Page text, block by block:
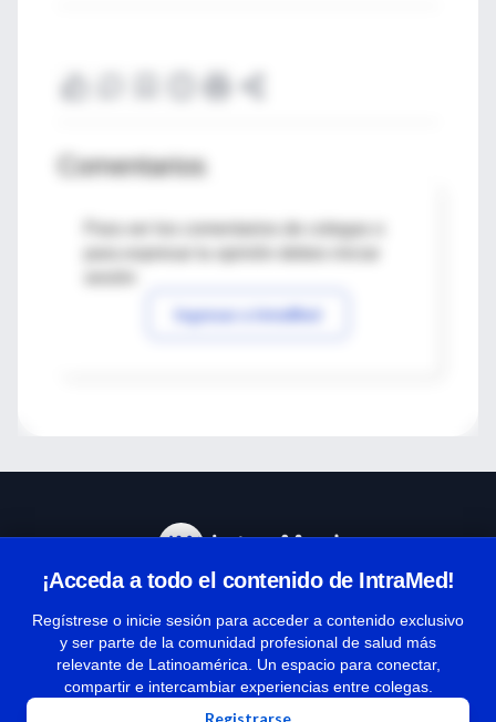
Comentarios
Para ver los comentarios de colegas o
Ingresar a IntraMed
¡Acceda a todo el contenido de IntraMed!
Regístrese o inicie sesión para acceder a contenido exclusivo
y ser parte de la comunidad profesional de salud más
relevante de Latinoamérica. Un espacio para conectar,
compartir e intercambiar experiencias entre colegas.
Registrarse
Términos y condiciones
| Políticas de privacidad